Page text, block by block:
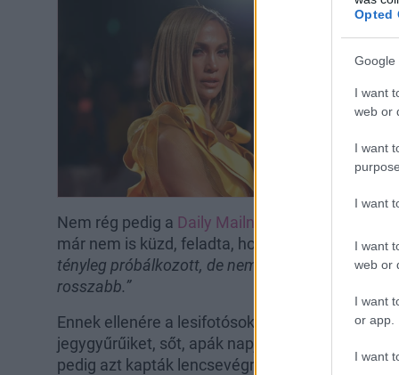
Opted
Google
I want
web or
I want
I want
I want
web or
I want
or app.
I want
Nem rég pedig a Daily Mailnek
már nem is küzd, feladta, hogy megmentse a
tényleg próbálkozott, de nem tud többet tenni a
rosszabb.”
Ennek ellenére a lesifotósok már többször is
jegygyűrűiket, sőt, apák napján a J. Lo egy
pedig azt kapták lencsevégre, hogy az